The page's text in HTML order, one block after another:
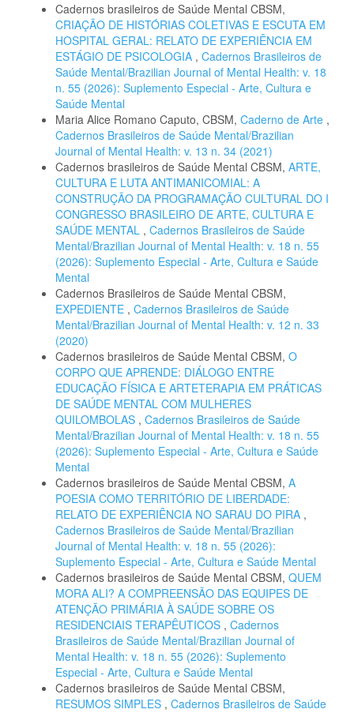
Cadernos brasileiros de Saúde Mental CBSM,
CRIAÇÃO DE HISTÓRIAS COLETIVAS E ESCUTA EM
HOSPITAL GERAL: RELATO DE EXPERIÊNCIA EM
ESTÁGIO DE PSICOLOGIA , Cadernos Brasileiros de
Saúde Mental/Brazilian Journal of Mental Health: v. 18
n. 55 (2026): Suplemento Especial - Arte, Cultura e
Saúde Mental
Maria Alice Romano Caputo, CBSM, Caderno de Arte ,
Cadernos Brasileiros de Saúde Mental/Brazilian
Journal of Mental Health: v. 13 n. 34 (2021)
Cadernos brasileiros de Saúde Mental CBSM, ARTE,
CULTURA E LUTA ANTIMANICOMIAL: A
CONSTRUÇÃO DA PROGRAMAÇÃO CULTURAL DO I
CONGRESSO BRASILEIRO DE ARTE, CULTURA E
SAÚDE MENTAL , Cadernos Brasileiros de Saúde
Mental/Brazilian Journal of Mental Health: v. 18 n. 55
(2026): Suplemento Especial - Arte, Cultura e Saúde
Mental
Cadernos Brasileiros de Saúde Mental CBSM,
EXPEDIENTE , Cadernos Brasileiros de Saúde
Mental/Brazilian Journal of Mental Health: v. 12 n. 33
(2020)
Cadernos brasileiros de Saúde Mental CBSM, O
CORPO QUE APRENDE: DIÁLOGO ENTRE
EDUCAÇÃO FÍSICA E ARTETERAPIA EM PRÁTICAS
DE SAÚDE MENTAL COM MULHERES
QUILOMBOLAS , Cadernos Brasileiros de Saúde
Mental/Brazilian Journal of Mental Health: v. 18 n. 55
(2026): Suplemento Especial - Arte, Cultura e Saúde
Mental
Cadernos brasileiros de Saúde Mental CBSM, A
POESIA COMO TERRITÓRIO DE LIBERDADE:
RELATO DE EXPERIÊNCIA NO SARAU DO PIRA ,
Cadernos Brasileiros de Saúde Mental/Brazilian
Journal of Mental Health: v. 18 n. 55 (2026):
Suplemento Especial - Arte, Cultura e Saúde Mental
Cadernos brasileiros de Saúde Mental CBSM, QUEM
MORA ALI? A COMPREENSÃO DAS EQUIPES DE
ATENÇÃO PRIMÁRIA À SAÚDE SOBRE OS
RESIDENCIAIS TERAPÊUTICOS , Cadernos
Brasileiros de Saúde Mental/Brazilian Journal of
Mental Health: v. 18 n. 55 (2026): Suplemento
Especial - Arte, Cultura e Saúde Mental
Cadernos brasileiros de Saúde Mental CBSM,
RESUMOS SIMPLES , Cadernos Brasileiros de Saúde